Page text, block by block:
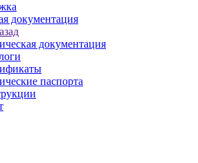
документация
документация
паспорта